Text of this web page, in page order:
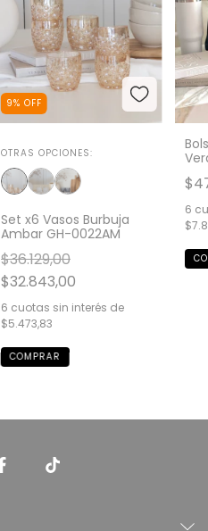
9% OFF
OTRAS OPCIONES:
Set x6 Vasos Burbuja
Ambar GH-0022AM
$36.129,00
$32.843,00
6 cuotas sin interés de
$5.473,83
6